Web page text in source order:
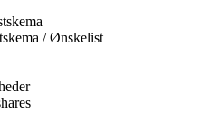
/ Ønskelist